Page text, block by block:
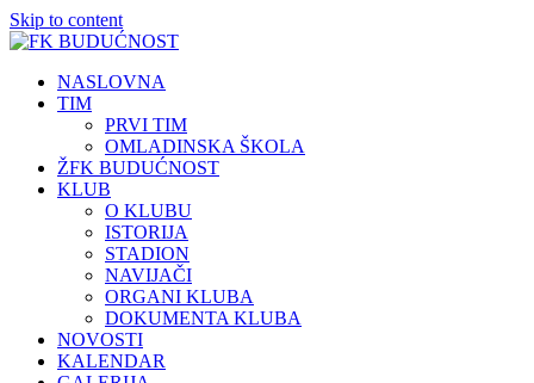
Skip to content
NASLOVNA
TIM
PRVI TIM
OMLADINSKA ŠKOLA
ŽFK BUDUĆNOST
KLUB
O KLUBU
ISTORIJA
STADION
NAVIJAČI
ORGANI KLUBA
DOKUMENTA KLUBA
NOVOSTI
KALENDAR